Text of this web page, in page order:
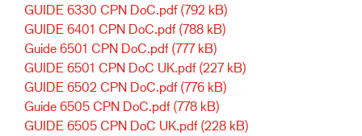
GUIDE 6330 CPN DoC.pdf (792 kB)
GUIDE 6401 CPN DoC.pdf (788 kB)
Guide 6501 CPN DoC.pdf (777 kB)
GUIDE 6501 CPN DoC UK.pdf (227 kB)
GUIDE 6502 CPN DoC.pdf (776 kB)
Guide 6505 CPN DoC.pdf (778 kB)
GUIDE 6505 CPN DoC UK.pdf (228 kB)